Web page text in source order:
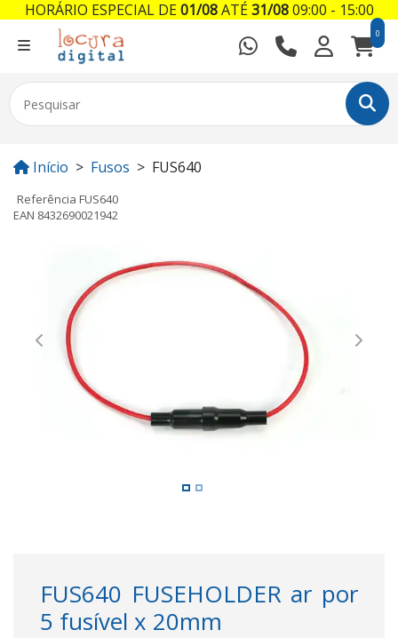
0
Início Fusos FUS640
Referência FUS640
EAN 8432690021942
Previous Next
FUS640 FUSEHOLDER ar por
5 fusível x 20mm
HORÁRIO ESPECIAL DE01/08ATÉ31/0809:00 - 15:00